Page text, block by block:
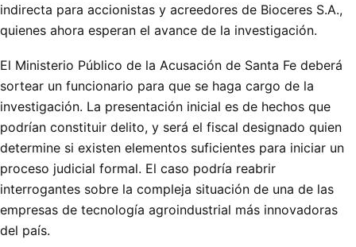
indirecta para accionistas y acreedores de Bioceres S.A.,
quienes ahora esperan el avance de la investigación.
El Ministerio Público de la Acusación de Santa Fe deberá
sortear un funcionario para que se haga cargo de la
investigación. La presentación inicial es de hechos que
podrían constituir delito, y será el fiscal designado quien
determine si existen elementos suficientes para iniciar un
proceso judicial formal. El caso podría reabrir
interrogantes sobre la compleja situación de una de las
empresas de tecnología agroindustrial más innovadoras
del país.